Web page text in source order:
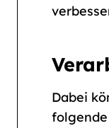
Dabei